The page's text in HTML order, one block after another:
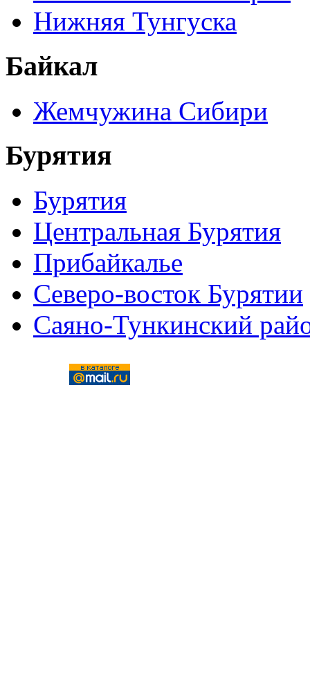
Нижняя Тунгуска
Байкал
Жемчужина Сибири
Бурятия
Бурятия
Центральная Бурятия
Прибайкалье
Северо-восток Бурятии
Саяно-Тункинский